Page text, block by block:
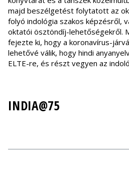
majd beszélgetést folytatott az
folyó indológia szakos képzésről,
oktatói ösztöndíj-lehetőségekről.
fejezte ki, hogy a koronavírus-
lehetővé válik, hogy hindi
ELTE-re, és részt vegyen az
INDIA@75